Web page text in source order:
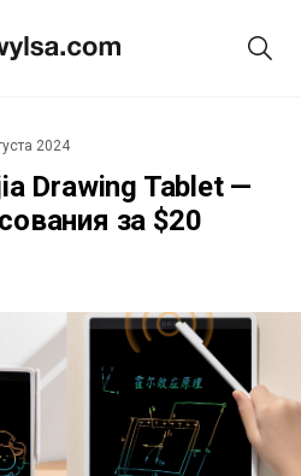
2024
Drawing Tablet —
за $20